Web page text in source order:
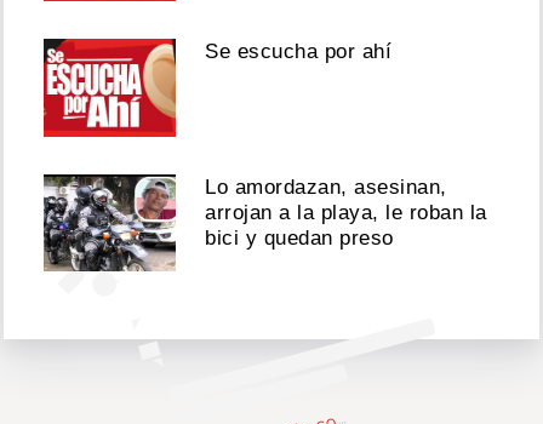
Ver
esta
en
Instagram
U
m
pa
cial)
Se escucha por ahí
Lo amordazan, asesinan,
arrojan a la playa, le roban la
bici y quedan preso